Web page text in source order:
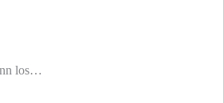
los…